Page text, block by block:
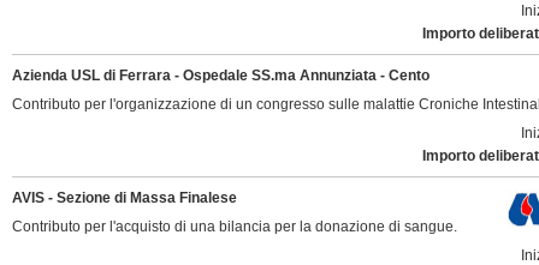
Importo
Azienda USL di Ferrara - Ospedale SS.ma Annunziata - Cento
Contributo per l'organizzazione di un congresso sulle malattie Croniche
Importo
AVIS - Sezione di Massa Finalese
Contributo per l'acquisto di una bilancia per la donazione di sangue.